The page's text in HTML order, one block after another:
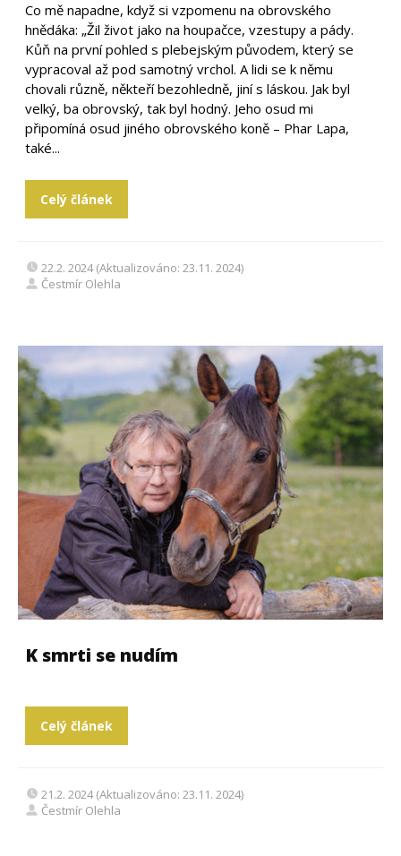
Co mě napadne, když si vzpomenu na obrovského
hnědáka: „Žil život jako na houpačce, vzestupy a pády.
Kůň na první pohled s plebejským původem, který se
vypracoval až pod samotný vrchol. A lidi se k němu
chovali různě, někteří bezohledně, jiní s láskou. Jak byl
velký, ba obrovský, tak byl hodný. Jeho osud mi
připomíná osud jiného obrovského koně – Phar Lapa,
také...
Celý článek
22.2. 2024 (Aktualizováno: 23.11. 2024)
Čestmír Olehla
K smrti se nudím
Celý článek
21.2. 2024 (Aktualizováno: 23.11. 2024)
Čestmír Olehla